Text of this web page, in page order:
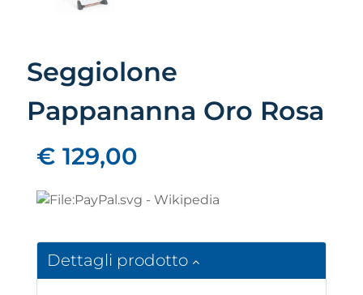
Seggiolone
Pappananna Oro Rosa
€ 129,00
Dettagli prodotto